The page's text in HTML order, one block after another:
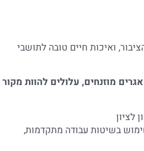
ואיכות חיים טובה לתושבי
מוזנחים, עלולים להוות מקור
בשיטות עבודה מתקדמות,